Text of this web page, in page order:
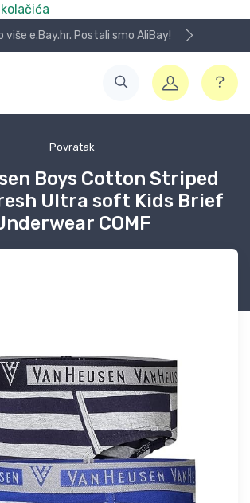
više e.Bay.hr. Postali smo AliBay!
Povratak
Boys Cotton Striped
Ultra soft Kids Brief
COMF